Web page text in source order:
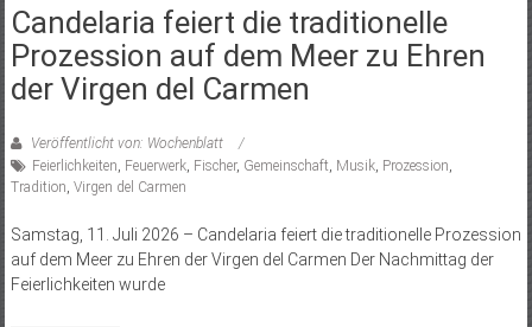
Candelaria feiert die traditionelle
Prozession auf dem Meer zu Ehren
der Virgen del Carmen
Veröffentlicht von: Wochenblatt
Feierlichkeiten, Feuerwerk, Fischer, Gemeinschaft, Musik, Prozession,
Tradition, Virgen del Carmen
Samstag, 11. Juli 2026 – Candelaria feiert die traditionelle Prozession
auf dem Meer zu Ehren der Virgen del Carmen Der Nachmittag der
Feierlichkeiten wurde